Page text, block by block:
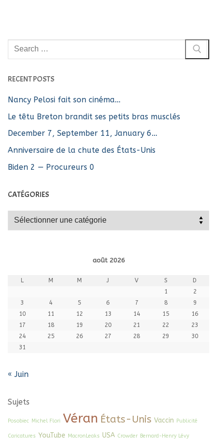
Rechercher
:
RECENT POSTS
Nancy Pelosi fait son cinéma…
Le têtu Breton brandit ses petits bras musclés
December 7, September 11, January 6…
Anniversaire de la chute des États-Unis
Biden 2 — Procureurs 0
CATÉGORIES
Catégories
août 2026
L M M J V S
D
1
2
3
4 5 6 7 8
9
10
11 12 13 14 15
16
17
18 19 20 21 22
23
24
25 26 27 28 29
30
31
« Juin
Sujets
Posobiec Michel Flori Véran États-Unis Vaccin Publicité
Caricatures YouTube MacronLeaks USA Crowder Bernard-Henry Lévy